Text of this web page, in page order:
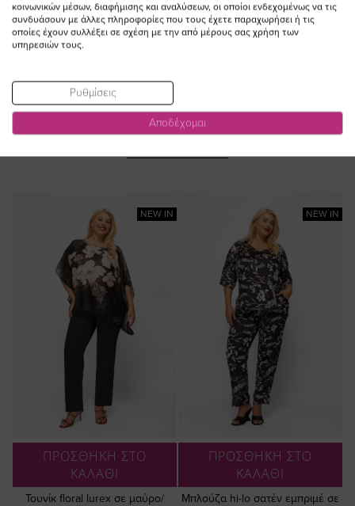
NEW IN
ΠΡΟΣΘΗΚΗ ΣΤΟ
ΚΑΛΑΘΙ
Τουνίκ floral lurex σε μαύρο/
NEW IN
ΠΡΟΣΘΗΚΗ ΣΤΟ
ΚΑΛΑΘΙ
Μπλούζα hi-lo σατέν εμπριμέ σε
ΔΕΙΤΕ ΕΠΙΣΗΣ
κοινωνικών μέσων, διαφήμισης και αναλύσεων, οι οποίοι ενδεχομένως να τις
συνδυάσουν με άλλες πληροφορίες που τους έχετε παραχωρήσει ή τις
οποίες έχουν συλλέξει σε σχέση με την από μέρους σας χρήση των
υπηρεσιών τους.
Ρυθμίσεις
Αποδέχομαι